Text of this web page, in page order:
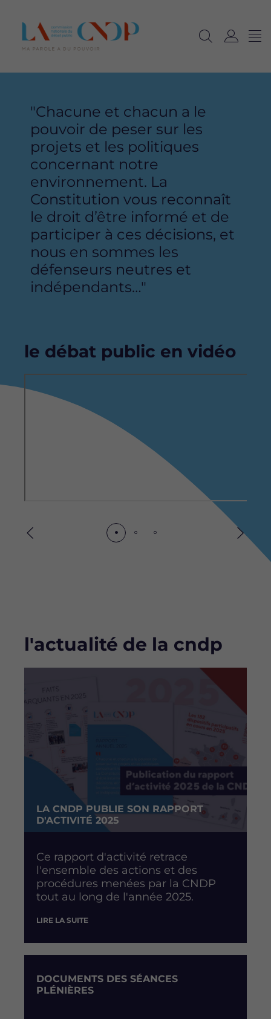
recherche
n
"Chacune et chacun a le
pouvoir de peser sur les
projets et les politiques
concernant notre
environnement. La
Constitution vous reconnaît
le droit d’être informé et de
participer à ces décisions, et
nous en sommes les
défenseurs neutres et
indépendants…"
le débat public en vidéo
video
Précédent
Bloc
l'actualité de la cndp
LA CNDP PUBLIE SON RAPPORT
D'ACTIVITÉ 2025
Ce rapport d'activité retrace
l'ensemble des actions et des
procédures menées par la CNDP
tout au long de l'année 2025.
LIRE LA SUITE
DOCUMENTS DES SÉANCES
PLÉNIÈRES